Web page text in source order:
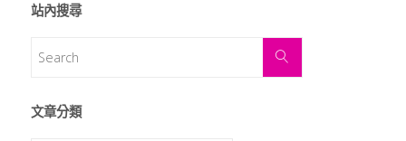
站內搜尋
文章分類